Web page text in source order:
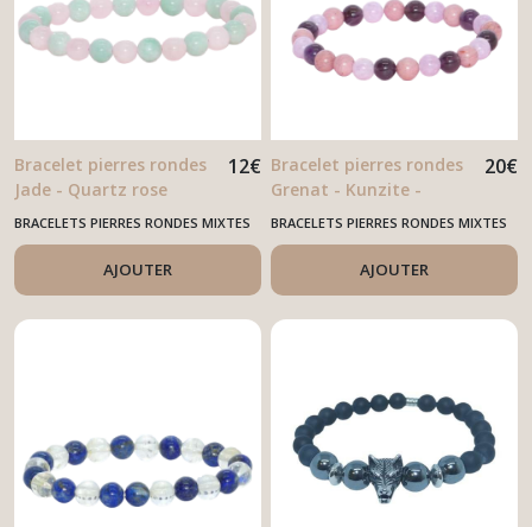
Bracelet pierres rondes
Jade - Quartz rose
12€
BRACELETS PIERRES RONDES MIXTES
AJOUTER
Bracelet pierres rondes
Grenat - Kunzite -
Rhodochrosite
20€
BRACELETS PIERRES RONDES MIXTES
AJOUTER